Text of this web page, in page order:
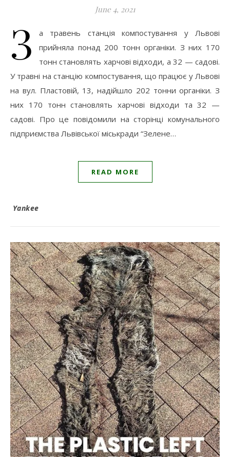
June 4, 2021
З
а травень станція компостування у Львові
прийняла понад 200 тонн органіки. З них 170
тонн становлять харчові відходи, а 32 — садові.
У травні на станцію компостування, що працює у Львові
на вул. Пластовій, 13, надійшло 202 тонни органіки. З
них 170 тонн становлять харчові відходи та 32 —
садові. Про це повідомили на сторінці комунального
підприємства Львівської міськради “Зелене…
READ MORE
Yankee